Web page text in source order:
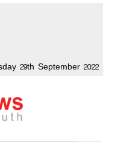
29th September 2022